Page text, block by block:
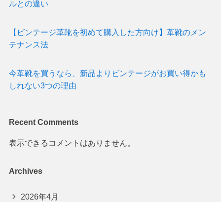
ルとの違い
【ビンテージ革靴を初めて購入した方向け】革靴のメン
テナンス法
今革靴を買うなら、新品よりビンテージがお買い得かも
しれない3つの理由
Recent Comments
表示できるコメントはありません。
Archives
2026年4月